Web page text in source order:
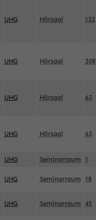
UHG Hörsaal 132
UHG Hörsaal 308
UHG Hörsaal 63
UHG Hörsaal 63
UHG Seminarraum 1
UHG Seminarraum 18
UHG Seminarraum 45